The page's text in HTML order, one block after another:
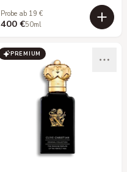
Probe ab 19 €
400 €50ml
PREMIUM